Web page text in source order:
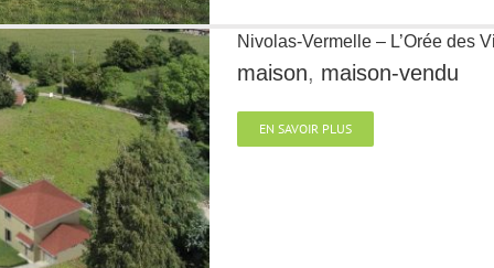
Nivolas-Vermelle – L’Orée des
maison, maison-vendu
EN SAVOIR PLUS